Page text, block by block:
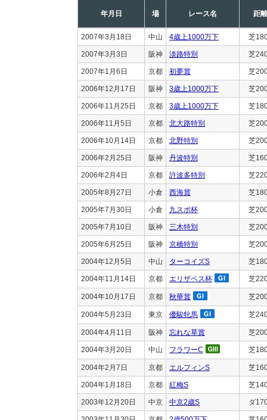
年月日 場 レース名 距離
2007年3月18日 中山 4歳上1000万下 芝
2007年3月3日 阪神 淡路特別 芝
2007年1月6日 京都 初夢賞 芝
2006年12月17日 阪神 3歳上1000万下 芝
2006年11月25日 京都 3歳上1000万下 芝
2006年11月5日 京都 北大路特別 芝
2006年10月14日 京都 北野特別 芝
2006年2月25日 阪神 丹波特別 芝
2006年2月4日 京都 許波多特別 芝
2005年8月27日 小倉 西海賞 芝
2005年7月30日 小倉 九スポ杯 芝
2005年7月10日 阪神 三木特別 芝
2005年6月25日 阪神 京橋特別 芝
2004年12月5日 中山 ターコイズS 芝
2004年11月14日 京都 エリザベス杯 芝
2004年10月17日 京都 秋華賞 芝
2004年5月23日 東京 優駿牝馬 芝
2004年4月11日 阪神 忘れな草賞 芝
2004年3月20日 中山 フラワーC 芝
2004年2月7日 京都 エルフィンS 芝
2004年1月18日 京都 紅梅S 芝
2003年12月20日 中京 中京2歳S ダ